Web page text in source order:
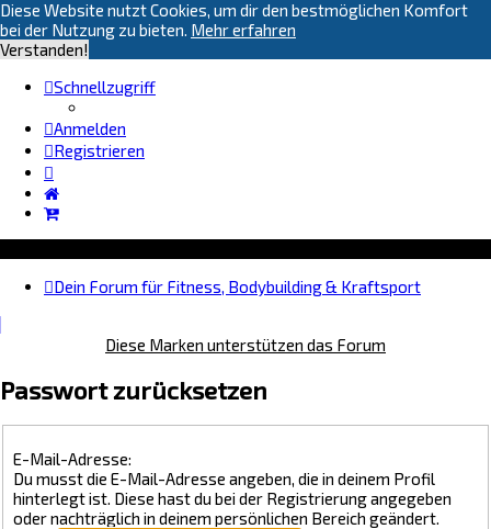
Diese Website nutzt Cookies, um dir den bestmöglichen Komfort
bei der Nutzung zu bieten. Mehr erfahren
Verstanden!
Schnellzugriff
Anmelden
Registrieren
Dein Forum für Fitness, Bodybuilding & Kraftsport
Diese Marken unterstützen das Forum
Passwort zurücksetzen
E-Mail-Adresse:
Du musst die E-Mail-Adresse angeben, die in deinem Profil
hinterlegt ist. Diese hast du bei der Registrierung angegeben
oder nachträglich in deinem persönlichen Bereich geändert.